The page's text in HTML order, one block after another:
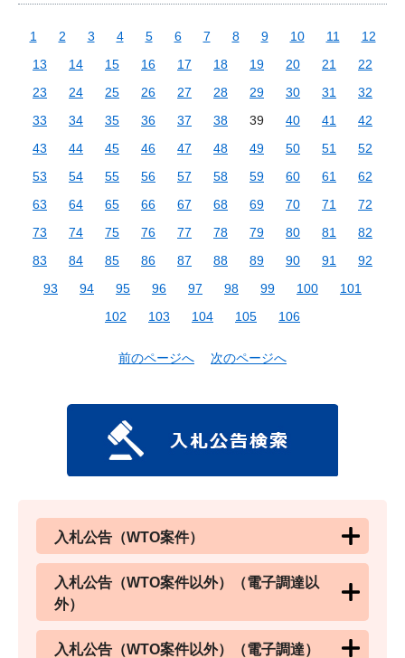
1 2 3 4 5 6 7 8 9 10 11
12
13
14 15 16 17 18 19 20 21
22
23
24 25 26 27 28 29 30 31
32
33
34 35 36 37 38 39 40 41
42
43
44 45 46 47 48 49 50 51
52
53
54 55 56 57 58 59 60 61
62
63
64 65 66 67 68 69 70 71
72
73
74 75 76 77 78 79 80 81
82
83
84 85 86 87 88 89 90 91
92
93
94 95 96 97 98 99 100
101
102
103 104 105 106
前のページへ 次のページへ
入札公告（WTO案件）
入札公告（WTO案件以外）（電子調達以
外）
入札公告（WTO案件以外）（電子調達）